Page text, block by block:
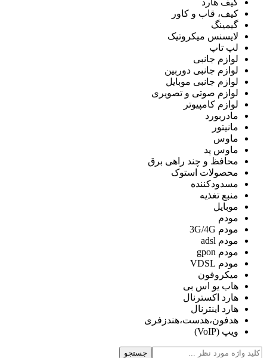
کیف هارد
کیف، قاب و کاور
گیمینگ
لایسنس میکروتیک
لپ تاپ
لوازم جانبی
لوازم جانبی دوربین
لوازم جانبی موبایل
لوازم صوتی و تصویری
لوازم کامپیوتر
مادربورد
مانیتور
ماوس
ماوس پد
محافظ و چند راهی برق
محصولات استوک
مسدودکننده
منبع تغذیه
موبایل
مودم
مودم 3G/4G
مودم adsl
مودم gpon
مودم VDSL
میکروفون
هاب یو اس بی
هارد اكسترنال
هارد اینترنال
هدفون،هدست،هندزفری
ویپ (VoIP)
جستجو